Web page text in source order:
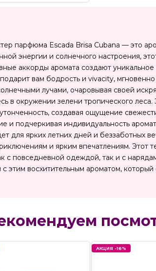
парфюма Escada Brisa Cubana — это
энергии и солнечного настроения,
аккорды аромата создают
вам бодрость и vivacity,
лучами, очаровывая своей
в окружении зелени тропического
создавая ощущение
и подчеркивая индивидуальность
для ярких летних дней и беззаботных
и ярким впечатлениям. Этот
с повседневной одеждой, так и с
этим восхитительным ароматом,
АКЦИЯ -16%